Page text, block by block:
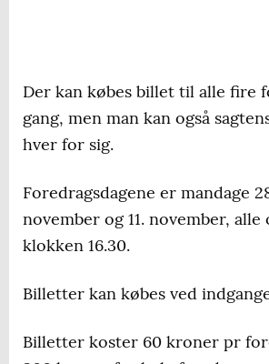
Der kan købes billet til alle fire
gang, men man kan også
hver for sig.
Foredragsdagene er mandage
november og 11. november, alle
klokken 16.30.
Billetter kan købes ved
Billetter koster 60 kroner pr